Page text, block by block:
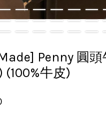
Penny 圓
(100%牛皮)